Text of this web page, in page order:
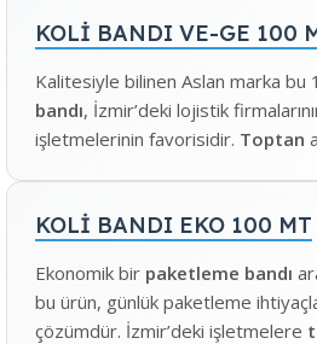
KOLİ BANDI VE-GE 100
Kalitesiyle bilinen Aslan marka
bandı, İzmir’deki lojistik
işletmelerinin favorisidir. Toptan
KOLİ BANDI EKO 100 MT
Ekonomik bir paketleme bandı
bu ürün, günlük paketleme
çözümdür. İzmir’deki işletmelere